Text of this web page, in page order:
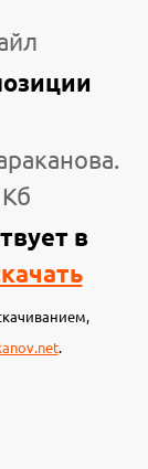
в
.